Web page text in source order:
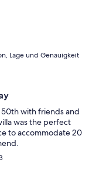
Lage und Genauigkeit
with friends and
was the perfect
to accommodate 20